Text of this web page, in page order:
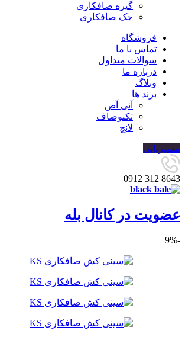
گیره صافکاری
جک صافکاری
فروشگاه
تماس با ما
سوالات متداول
درباره ما
وبلاگ
برند ها
آنی آص
تکنوصاف
لانچ
مسیریابی
8643 312 0912
عضویت در کانال بله
-9%